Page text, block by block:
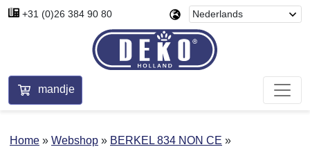
+31 (0)26 384 90 80
mandje
Home Webshop
BERKEL 834 NON CE